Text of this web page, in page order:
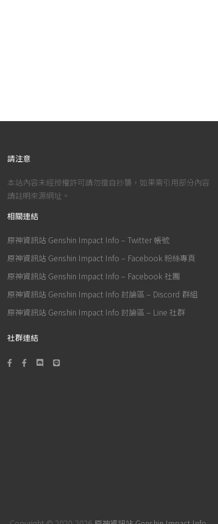
請注意
本站內容未經授權許可請勿擅自抄襲，如果需引用部分內容
請註明來源網址。
相關連結
原神資訊站 Genshin Impact Info – Twitter 帳號
原神資訊站 Genshin Impact Info – Facebook 粉絲專頁
原神資訊站 Genshin Impact Info – Facebook 社團
原神資訊站 Genshin Impact Info 討論區 – Discord 群組
原神資訊站 Genshin Impact Info 討論區 – Line 社群
社群連結